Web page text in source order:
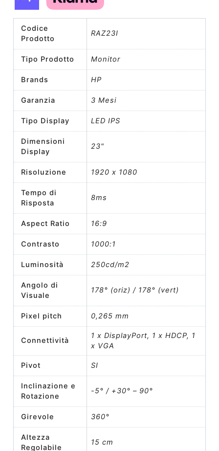
Codice
Prodotto
RAZ23I
Tipo Prodotto Monitor
Brands HP
Garanzia 3 Mesi
Tipo Display LED IPS
Dimensioni
Display
23"
Risoluzione 1920 x 1080
Tempo di
Risposta
8ms
Aspect Ratio 16:9
Contrasto 1000:1
Luminosità 250cd/m2
Angolo di
Visuale
178° (oriz) / 178° (vert)
Pixel pitch 0,265 mm
Connettività
1 x DisplayPort, 1 x HDCP, 1
x VGA
Pivot SI
Inclinazione e
Rotazione
-5° / +30° – 90°
Girevole 360°
Altezza
Regolabile
15 cm